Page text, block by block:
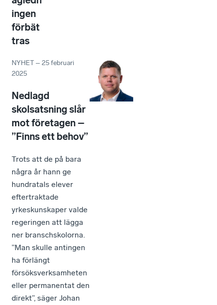
ingen
förbät
tras
NYHET –25 februari
2025
Nedlagd
skolsatsning slår
mot företagen –
”Finns ett behov”
Trots att de på bara
några år hann ge
hundratals elever
eftertraktade
yrkeskunskaper valde
regeringen att lägga
ner branschskolorna.
”Man skulle antingen
ha förlängt
försöksverksamheten
eller permanentat den
direkt”, säger Johan